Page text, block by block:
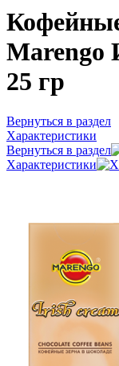
Marengo
25 гр
Вернуться в раздел
Характеристики
Вернуться в раздел
Характеристики